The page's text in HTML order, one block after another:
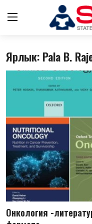
Авторизоваться
Архив журналов
О нас
Стратегический план
Лента
Контакты
ГНМБ
Ярлык: Pala B.
Онкология -